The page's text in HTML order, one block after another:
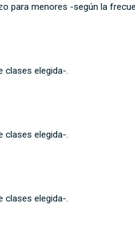
para menores -según la
clases elegida-.
clases elegida-.
clases elegida-.